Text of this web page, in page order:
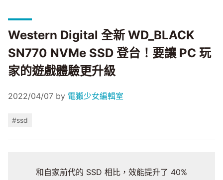
Western Digital 全新 WD_BLACK
SN770 NVMe SSD 登台！要讓 PC 玩
家的遊戲體驗更升級
2022/04/07 by 電獺少女編輯室
#ssd
和自家前代的 SSD 相比，效能提升了 40%